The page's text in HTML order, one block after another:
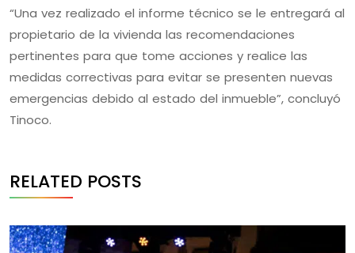
“Una vez realizado el informe técnico se le entregará al
propietario de la vivienda las recomendaciones
pertinentes para que tome acciones y realice las
medidas correctivas para evitar se presenten nuevas
emergencias debido al estado del inmueble”, concluyó
Tinoco.
RELATED POSTS